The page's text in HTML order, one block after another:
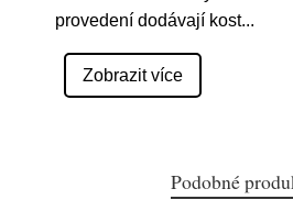
provedení dodávají kost...
Zobrazit více
Podobné